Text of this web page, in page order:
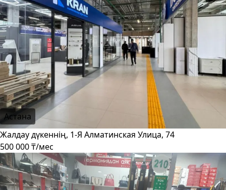
Астана
Жалдау дүкеннің, 1-Я Алматинская Улица, 74
500 000 ₸/мес